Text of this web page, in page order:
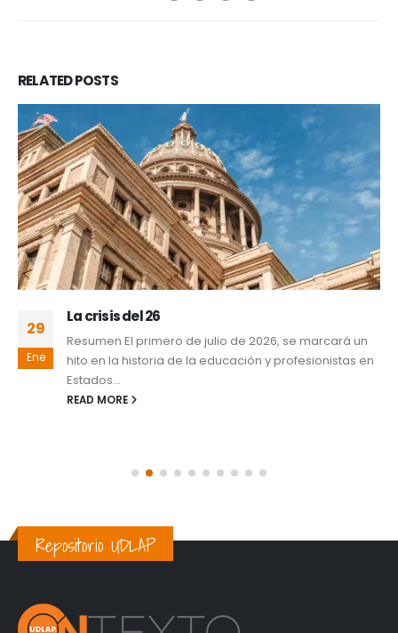
RELATEDPOSTS
29
Ene
La crisis del 26
Resumen El primero de julio de 2026, se marcará un
hito en la historia de la educación y profesionistas en
Estados...
READ MORE
Repositorio UDLAP